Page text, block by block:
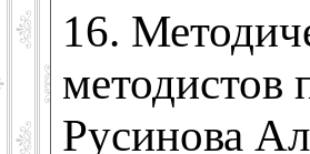
16.
методистов
Русинова